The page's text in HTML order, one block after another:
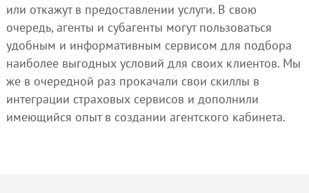
или откажут в предоставлении услуги. В свою
очередь, агенты и субагенты могут пользоваться
удобным и информативным сервисом для подбора
наиболее выгодных условий для своих клиентов. Мы
же в очередной раз прокачали свои скиллы в
интеграции страховых сервисов и дополнили
имеющийся опыт в создании агентского кабинета.